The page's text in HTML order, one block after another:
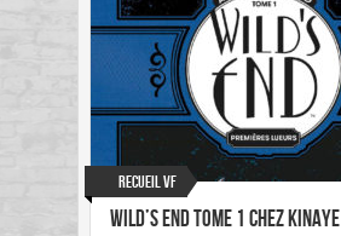
Recueil VF
Wild’s End Tome 1 chez Kinaye